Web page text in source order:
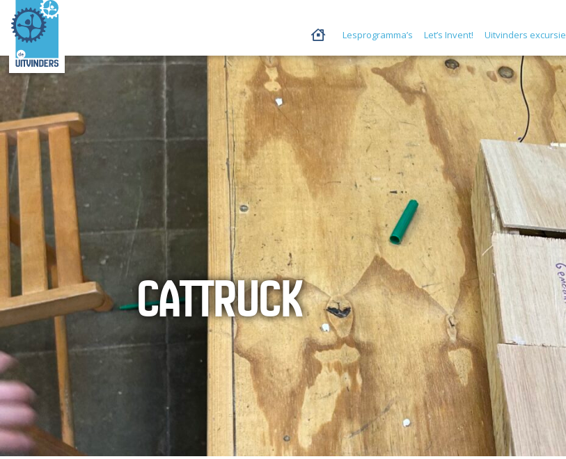
Lesprogramma’s Let’s Invent! Uitvinders excursie
CATTRUCK